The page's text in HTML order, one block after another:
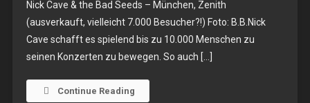
&
The
Nick Cave & the Bad Seeds – München, Zenith
(ausverkauft, vielleicht 7.000 Besucher?!) Foto: B.B.Nick
Cave schafft es spielend bis zu 10.000 Menschen zu
seinen Konzerten zu bewegen. So auch […]
Continue Reading